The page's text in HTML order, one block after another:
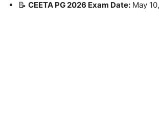
📝 CEETA PG 2026 Exam Date: May